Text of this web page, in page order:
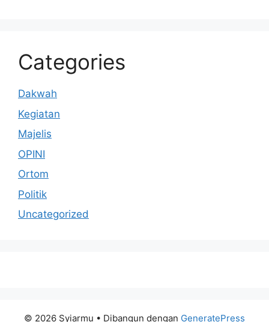
Categories
Dakwah
Kegiatan
Majelis
OPINI
Ortom
Politik
Uncategorized
© 2026 Syiarmu • Dibangun dengan GeneratePress